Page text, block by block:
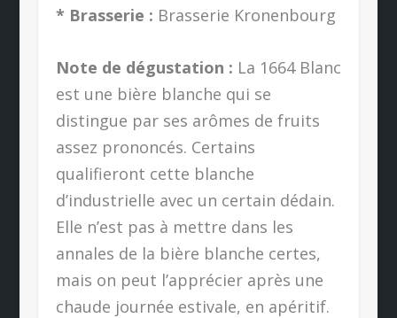
* Brasserie : Brasserie Kronenbourg
Note de dégustation : La 1664 Blanc
est une bière blanche qui se
distingue par ses arômes de fruits
assez prononcés. Certains
qualifieront cette blanche
d’industrielle avec un certain dédain.
Elle n’est pas à mettre dans les
annales de la bière blanche certes,
mais on peut l’apprécier après une
chaude journée estivale, en apéritif.